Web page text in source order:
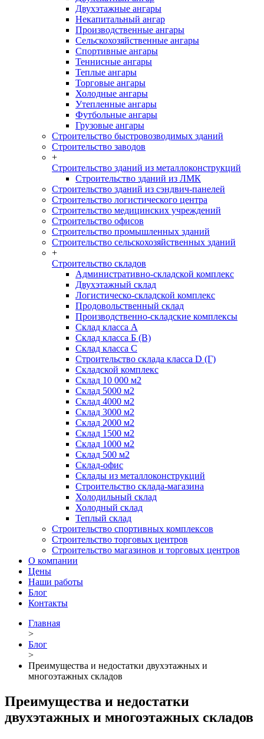
Двухэтажные ангары
Некапитальный ангар
Производственные ангары
Сельскохозяйственные ангары
Спортивные ангары
Теннисные ангары
Теплые ангары
Торговые ангары
Холодные ангары
Утепленные ангары
Футбольные ангары
Грузовые ангары
Строительство быстровозводимых зданий
Строительство заводов
+
Строительство зданий из металлоконструкций
Строительство зданий из ЛМК
Строительство зданий из сэндвич-панелей
Строительство логистического центра
Строительство медицинских учреждений
Строительство офисов
Строительство промышленных зданий
Строительство сельскохозяйственных зданий
+
Строительство складов
Административно-складской комплекс
Двухэтажный склад
Логистическо-складской комплекс
Продовольственный склад
Производственно-складские комплексы
Склад класса А
Склад класса Б (B)
Склад класса С
Строительство склада класса D (Г)
Складской комплекс
Склад 10 000 м2
Склад 5000 м2
Склад 4000 м2
Склад 3000 м2
Склад 2000 м2
Склад 1500 м2
Склад 1000 м2
Склад 500 м2
Склад-офис
Склады из металлоконструкций
Строительство склада-магазина
Холодильный склад
Холодный склад
Теплый склад
Строительство спортивных комплексов
Строительство торговых центров
Строительство магазинов и торговых центров
О компании
Цены
Наши работы
Блог
Контакты
Главная
>
Блог
>
Преимущества и недостатки двухэтажных и
многоэтажных складов
Преимущества и недостатки
двухэтажных и многоэтажных складов